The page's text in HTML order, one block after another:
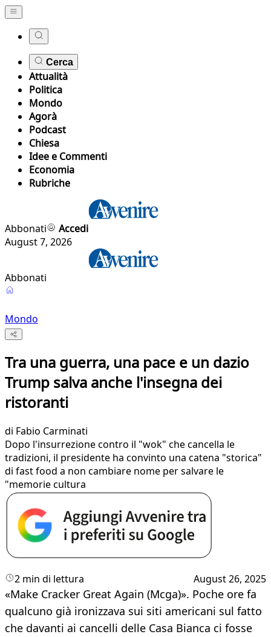
Cerca
Attualità
Politica
Mondo
Agorà
Podcast
Chiesa
Idee e Commenti
Economia
Rubriche
Abbonati
Accedi
August 7, 2026
Abbonati
Mondo
Tra una guerra, una pace e un dazio
Trump salva anche l'insegna dei
ristoranti
di Fabio Carminati
Dopo l'insurrezione contro il "wok" che cancella le
tradizioni, il presidente ha convinto una catena "storica"
di fast food a non cambiare nome per salvare le
"memorie cultura
2 min di lettura August 26, 2025
«Make Cracker Great Again (Mcga)». Poche ore fa
qualcuno già ironizzava sui siti americani sul fatto
che davanti ai cancelli delle Casa Bianca ci fosse